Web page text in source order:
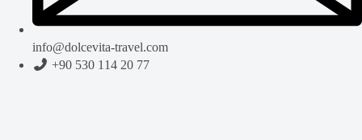
info@dolcevita-travel.com
+90 530 114 20 77